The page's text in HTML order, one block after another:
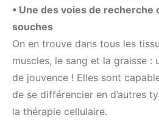
• Une des voies de
souches
On en trouve dans tous les
muscles, le sang et la graisse :
de jouvence ! Elles sont
de se différencier en d’autres
la thérapie cellulaire.